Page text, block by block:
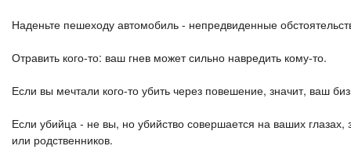
Наденьте пешеходу автомобиль - непредвиденные
Отравить кого-то: ваш гнев может сильно навредить кому-то.
Если вы мечтали кого-то убить через повешение, значит, ваш
Если убийца - не вы, но убийство совершается на ваших
или родственников.